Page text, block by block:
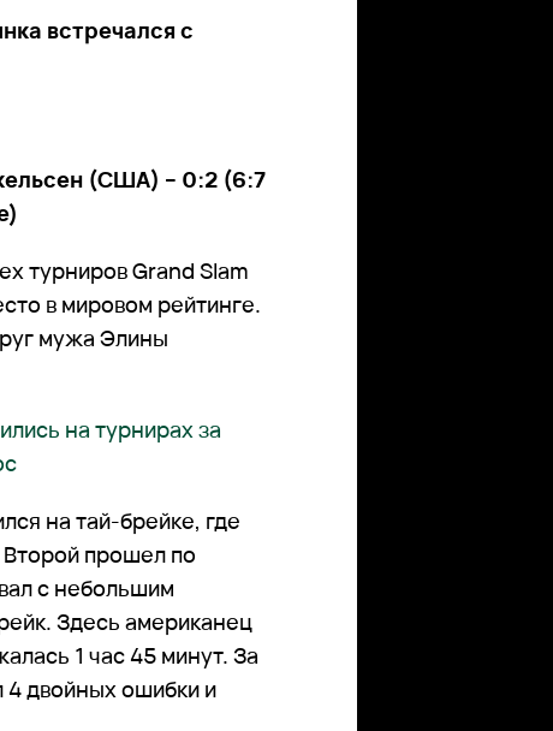
встречался с
(США) – 0:2 (6:7
турниров Grand Slam
в мировом рейтинге.
мужа Элины
на турнирах за
на тай-брейке, где
Второй прошел по
с небольшим
Здесь американец
1 час 45 минут. За
4 двойных ошибки и